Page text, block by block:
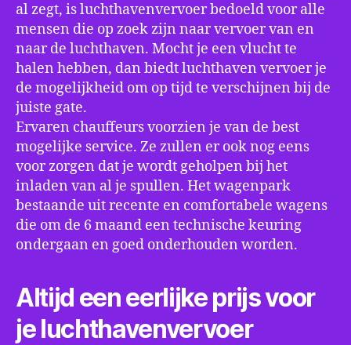
al zegt, is luchthavenvervoer bedoeld voor alle
mensen die op zoek zijn naar vervoer van en
naar de luchthaven. Mocht je een vlucht te
halen hebben, dan biedt luchthaven vervoer je
de mogelijkheid om op tijd te verschijnen bij de
juiste gate.
Ervaren chauffeurs voorzien je van de best
mogelijke service. Ze zullen er ook nog eens
voor zorgen dat je wordt geholpen bij het
inladen van al je spullen. Het wagenpark
bestaande uit recente en comfortabele wagens
die om de 6 maand een technische keuring
ondergaan en goed onderhouden worden.
Altijd een eerlijke prijs voor
je luchthavenvervoer